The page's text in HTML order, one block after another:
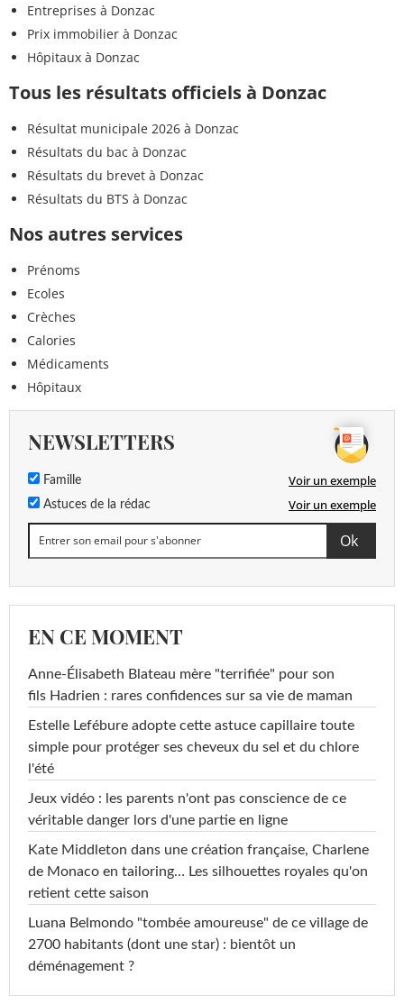
Entreprises à Donzac
Prix immobilier à Donzac
Hôpitaux à Donzac
Tous les résultats officiels à Donzac
Résultat municipale 2026 à Donzac
Résultats du bac à Donzac
Résultats du brevet à Donzac
Résultats du BTS à Donzac
Nos autres services
Prénoms
Ecoles
Crèches
Calories
Médicaments
Hôpitaux
NEWSLETTERS
Famille Voir un exemple
Astuces de la rédac Voir un exemple
EN CE MOMENT
Anne-Élisabeth Blateau mère "terrifiée" pour son
fils Hadrien : rares confidences sur sa vie de maman
Estelle Lefébure adopte cette astuce capillaire toute
simple pour protéger ses cheveux du sel et du chlore
l'été
Jeux vidéo : les parents n'ont pas conscience de ce
véritable danger lors d'une partie en ligne
Kate Middleton dans une création française, Charlene
de Monaco en tailoring… Les silhouettes royales qu'on
retient cette saison
Luana Belmondo "tombée amoureuse" de ce village de
2700 habitants (dont une star) : bientôt un
déménagement ?